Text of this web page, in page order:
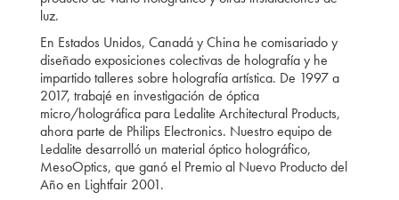
luz.
En Estados Unidos, Canadá y China he comisariado y
diseñado exposiciones colectivas de holografía y he
impartido talleres sobre holografía artística. De 1997 a
2017, trabajé en investigación de óptica
micro/holográfica para Ledalite Architectural Products,
ahora parte de Philips Electronics. Nuestro equipo de
Ledalite desarrolló un material óptico holográfico,
MesoOptics, que ganó el Premio al Nuevo Producto del
Año en Lightfair 2001.